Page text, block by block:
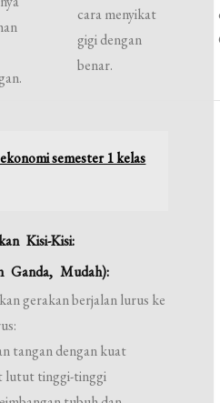
cara menyikat
gigi dengan
benar.
semester 1 kelas
Kisi-Kisi:
Ganda, Mudah):
gerakan berjalan lurus ke
tangan dengan kuat
lutut tinggi-tinggi